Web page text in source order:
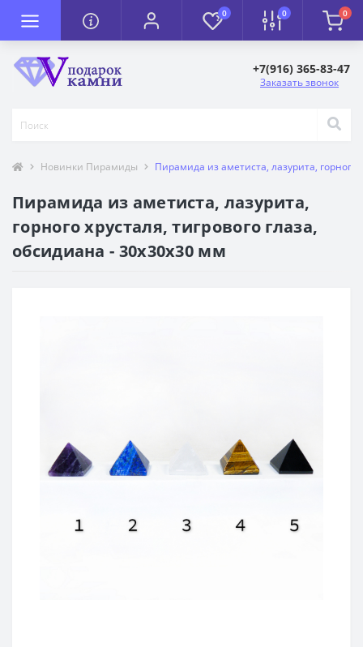
0 0 0
+7(916) 365-83-47
Заказать звонок
Новинки Пирамиды Пирамида из аметиста, лазурита, горного
Пирамида из аметиста, лазурита,
горного хрусталя, тигрового глаза,
обсидиана - 30х30х30 мм